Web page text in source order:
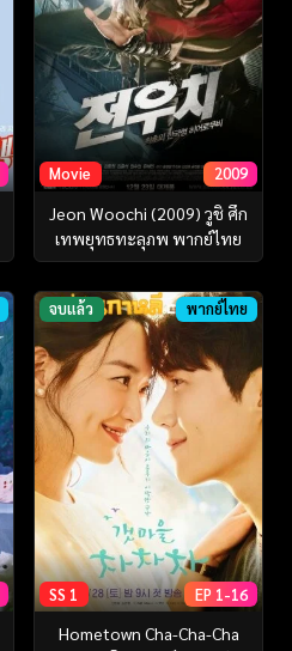
Movie 2009
Jeon Woochi (2009) วูชิ ศึก
เทพยุทธทะลุภพ พากย์ไทย
จบแล้ว พากย์ไทย
SS 1 EP 1-16
Hometown Cha-Cha-Cha